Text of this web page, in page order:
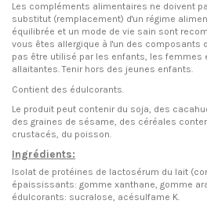
Les compléments alimentaires ne doivent
substitut (remplacement) d'un régime
équilibrée et un mode de vie sain sont
vous êtes allergique à l'un des composants
pas être utilisé par les enfants, les femmes
allaitantes. Tenir hors des jeunes enfants.
Contient des édulcorants.
Le produit peut contenir du soja, des
des graines de sésame, des céréales
crustacés, du poisson.
Ingrédients:
Isolat de protéines de lactosérum du lait
épaississants: gomme xanthane, gomme
édulcorants: sucralose, acésulfame K.